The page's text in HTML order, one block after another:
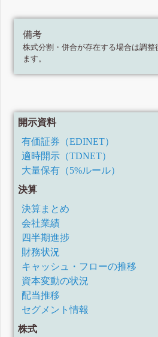
備考
株式分割・併合が存在する場合は調
ます。
開示資料
有価証券（EDINET）
適時開示（TDNET）
大量保有（5%ルール）
決算
決算まとめ
会社業績
四半期進捗
財務状況
キャッシュ・フローの推移
資本変動の状況
配当推移
セグメント情報
株式